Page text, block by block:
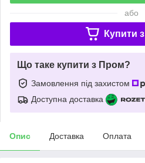
або
Купити з
Що таке купити з Пром?
Замовлення під захистом
Доступна доставка
Опис Доставка Оплата